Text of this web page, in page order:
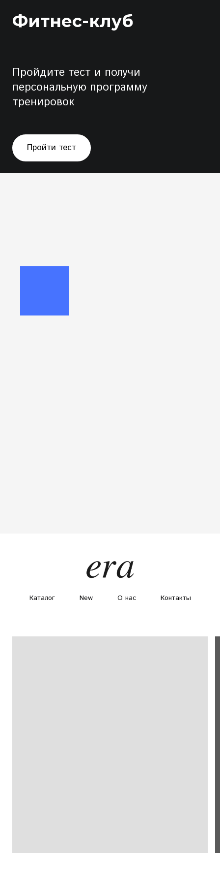
Фитнес-клуб
Пройдите тест и получи
персональную программу
тренировок
Пройти тест
Каталог New О нас Контакты